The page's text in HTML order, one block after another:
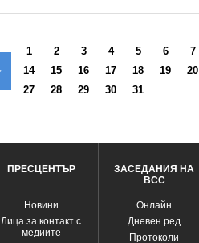
1 2 3 4 5 6 7
14
15 16 17 18 19 20
27
28 29 30 31
ПРЕСЦЕНТЪР
Новини
Лица за контакт с
медиите
ЗАСЕДАНИЯ НА
ВСС
Oнлайн
Дневен ред
Протоколи